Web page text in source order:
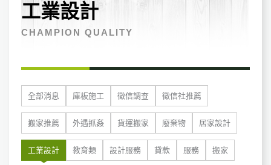
工業設計
CHAMPION QUALITY
全部消息 庫板施工 徵信調查 徵信社推薦
搬家推薦 外遇抓姦 貨運搬家 廢棄物 居家設計
工業設計 教育類 設計服務 貸款 服務 搬家